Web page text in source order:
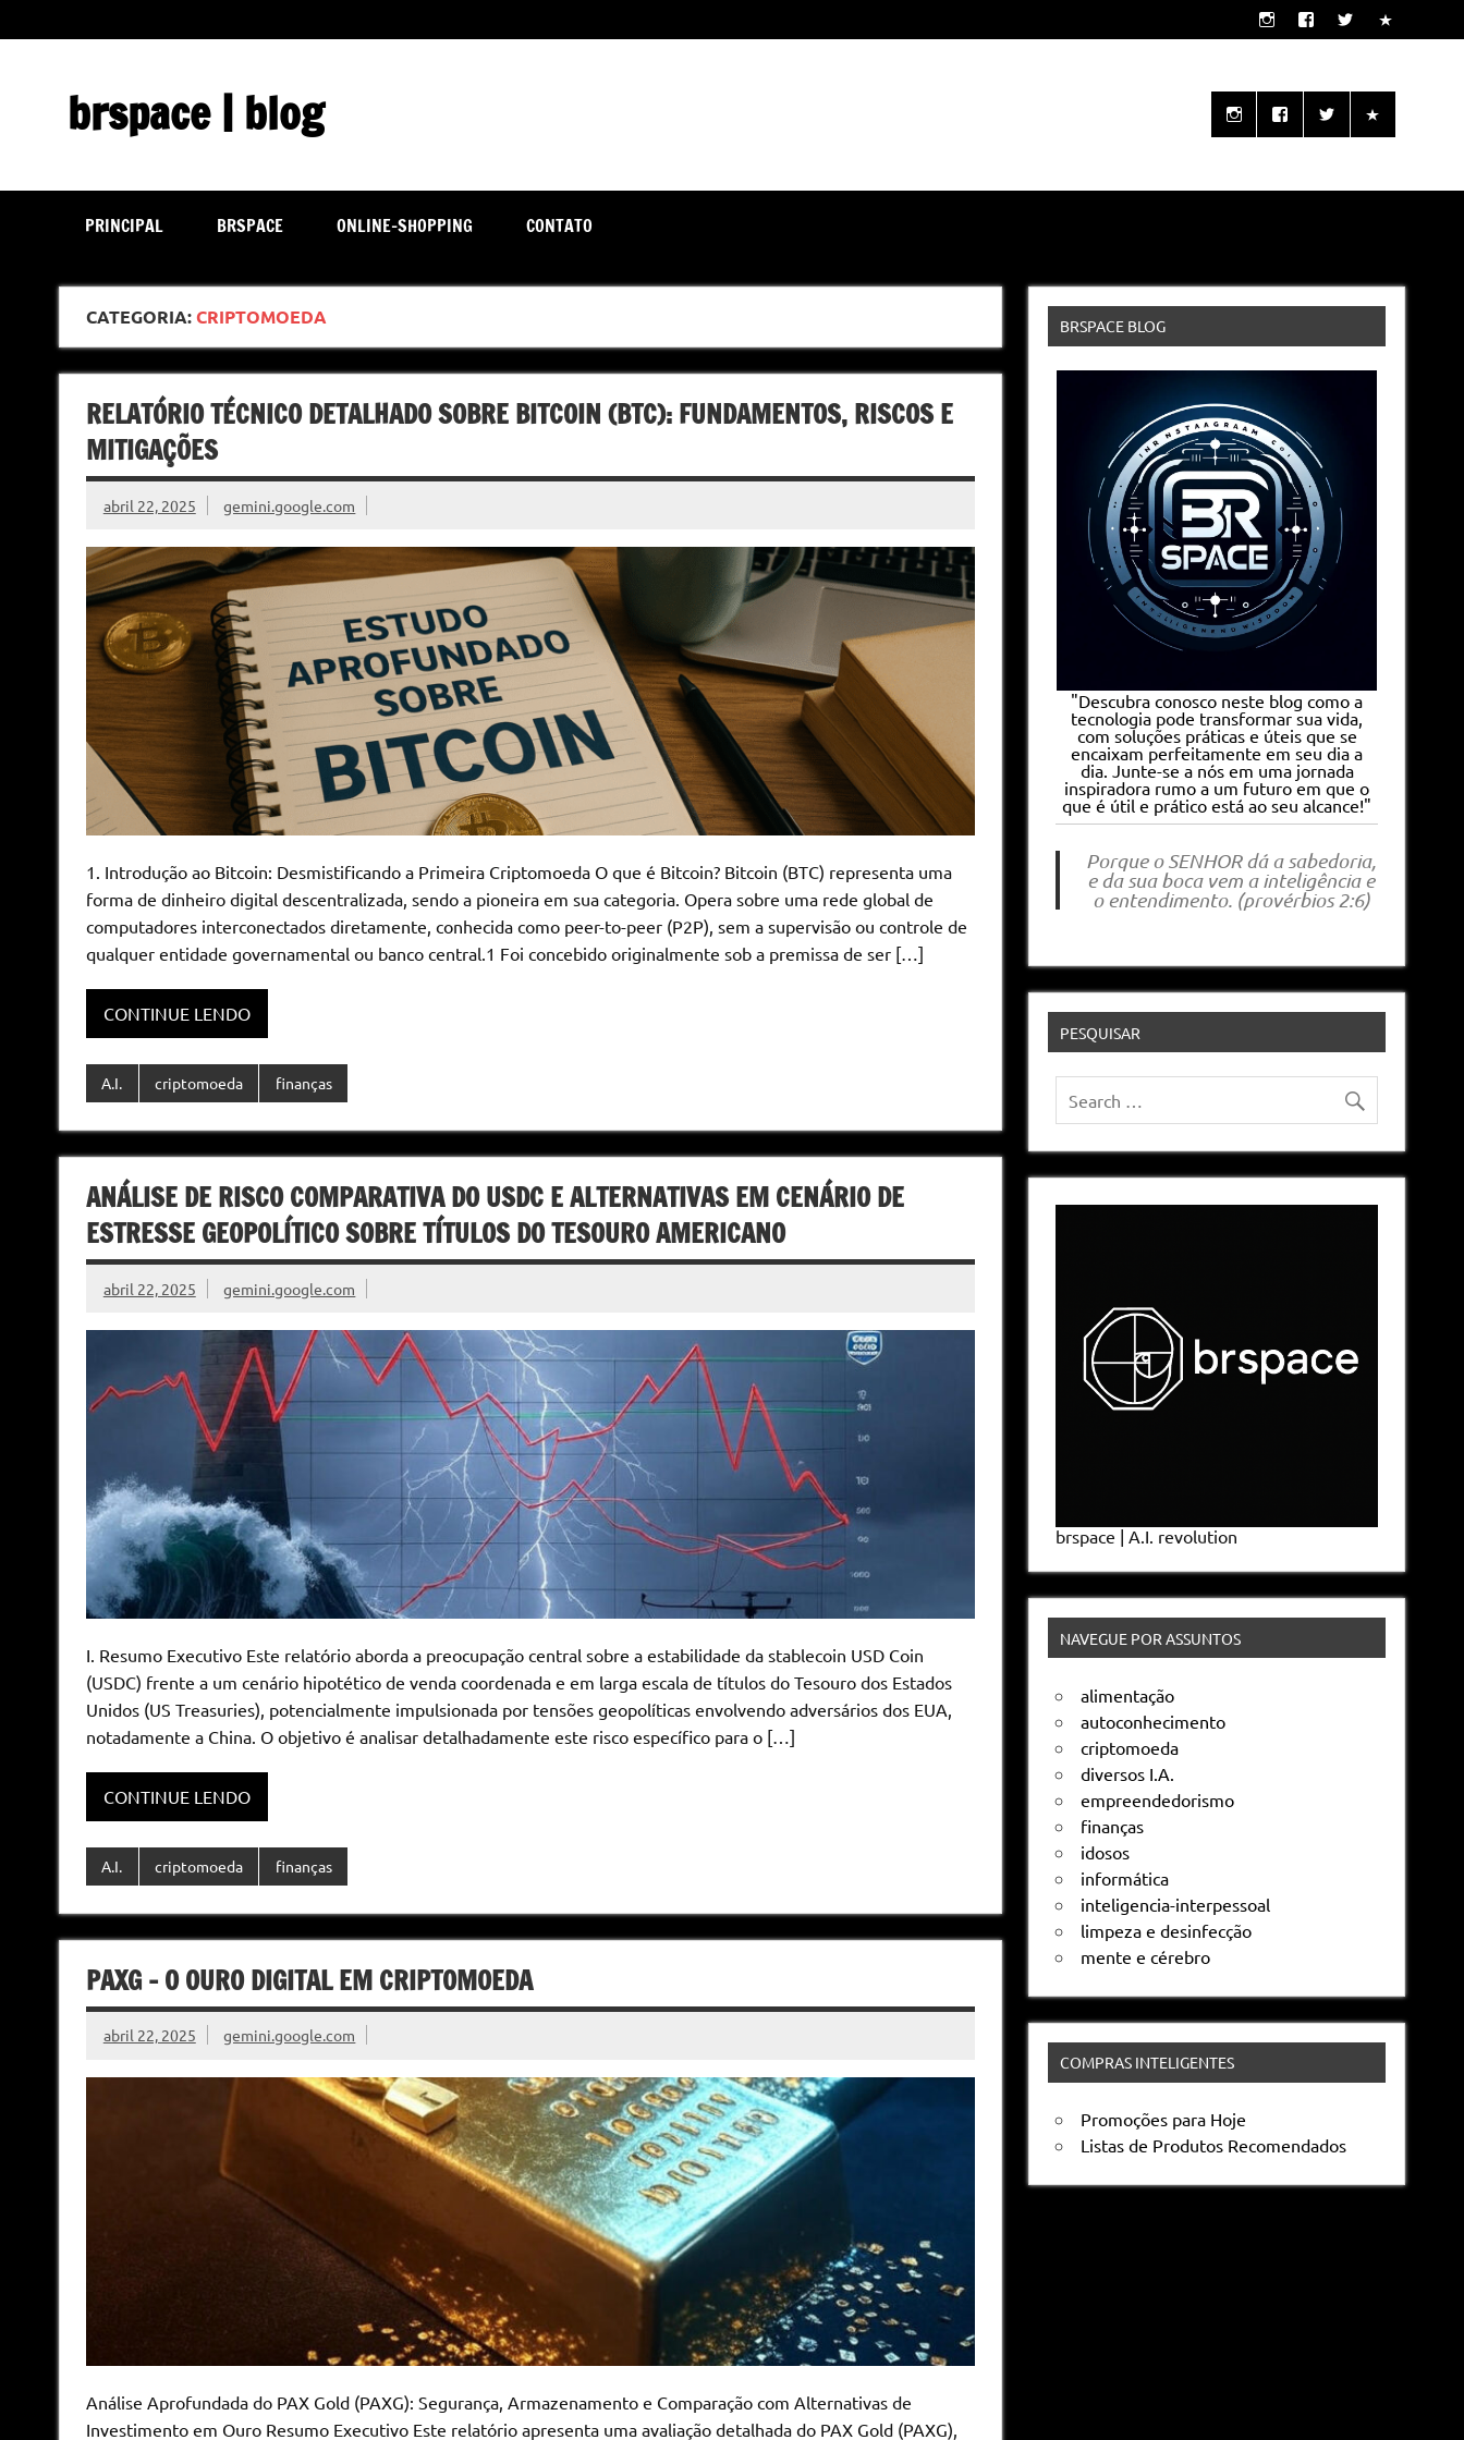
content
brspace | blog
PRINCIPAL BRSPACE ONLINE-SHOPPING CONTATO
CATEGORIA:CRIPTOMOEDA
RELATÓRIO TÉCNICO DETALHADO SOBRE BITCOIN (BTC): FUNDAMENTOS, RISCOS E
MITIGAÇÕES
abril 22, 2025 gemini.google.com
1. Introdução ao Bitcoin: Desmistificando a Primeira Criptomoeda O que é Bitcoin? Bitcoin (BTC) representa uma
forma de dinheiro digital descentralizada, sendo a pioneira em sua categoria. Opera sobre uma rede global de
computadores interconectados diretamente, conhecida como peer-to-peer (P2P), sem a supervisão ou controle de
qualquer entidade governamental ou banco central.1 Foi concebido originalmente sob a premissa de ser […]
CONTINUE LENDO
A.I. criptomoeda finanças
ANÁLISE DE RISCO COMPARATIVA DO USDC E ALTERNATIVAS EM CENÁRIO DE
ESTRESSE GEOPOLÍTICO SOBRE TÍTULOS DO TESOURO AMERICANO
abril 22, 2025 gemini.google.com
I. Resumo Executivo Este relatório aborda a preocupação central sobre a estabilidade da stablecoin USD Coin
(USDC) frente a um cenário hipotético de venda coordenada e em larga escala de títulos do Tesouro dos Estados
Unidos (US Treasuries), potencialmente impulsionada por tensões geopolíticas envolvendo adversários dos EUA,
notadamente a China. O objetivo é analisar detalhadamente este risco específico para o […]
CONTINUE LENDO
A.I. criptomoeda finanças
PAXG – O OURO DIGITAL EM CRIPTOMOEDA
abril 22, 2025 gemini.google.com
Análise Aprofundada do PAX Gold (PAXG): Segurança, Armazenamento e Comparação com Alternativas de
Investimento em Ouro Resumo Executivo Este relatório apresenta uma avaliação detalhada do PAX Gold (PAXG),
BRSPACE BLOG
"Descubra conosco neste blog como a
tecnologia pode transformar sua vida,
com soluções práticas e úteis que se
encaixam perfeitamente em seu dia a
dia. Junte-se a nós em uma jornada
inspiradora rumo a um futuro em que o
que é útil e prático está ao seu alcance!"
Porque o SENHOR dá a sabedoria,
e da sua boca vem a inteligência e
o entendimento. (provérbios 2:6)
PESQUISAR
brspace | A.I. revolution
NAVEGUE POR ASSUNTOS
alimentação
autoconhecimento
criptomoeda
diversos I.A.
empreendedorismo
finanças
idosos
informática
inteligencia-interpessoal
limpeza e desinfecção
mente e cérebro
COMPRAS INTELIGENTES
Promoções para Hoje
Listas de Produtos Recomendados